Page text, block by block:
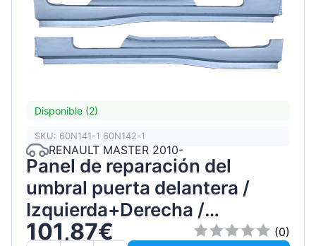
Disponible (2)
SKU: 60N141-1 60N142-1
RENAULT MASTER 2010-
Panel de reparación del
umbral puerta delantera /
Izquierda+Derecha /
Conjunto
101,87€
(0)